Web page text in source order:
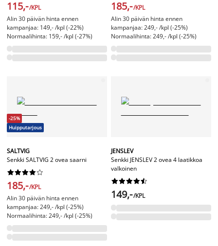
115,-/KPL
Alin 30 päivän hinta ennen
kampanjaa: 149,- /kpl (-22%)
Normaalihinta: 159,- /kpl (-27%)
185,-/KPL
Alin 30 päivän hinta ennen
kampanjaa: 249,- /kpl (-25%)
Normaalihinta: 249,- /kpl (-25%)
-25%
Huipputarjous
SALTVIG
Senkki SALTVIG 2 ovea saarni






185,-/KPL
Alin 30 päivän hinta ennen
kampanjaa: 249,- /kpl (-25%)
Normaalihinta: 249,- /kpl (-25%)
JENSLEV
Senkki JENSLEV 2 ovea 4 laatikkoa
valkoinen






149,-/KPL